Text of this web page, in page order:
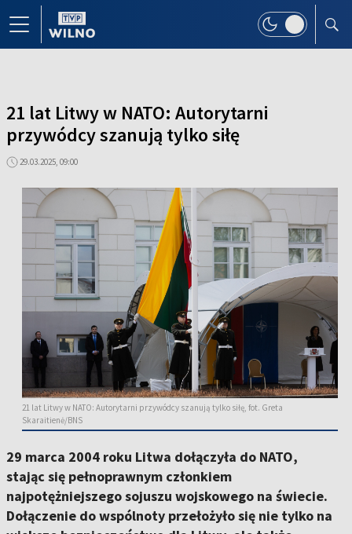
21 lat Litwy w NATO: Autorytarni
przywódcy szanują tylko siłę
29.03.2025, 09:00
21 lat Litwy w NATO: Autorytarni przywódcy szanują tylko siłę, fot. Greta
Skaraitienė/BNS
29 marca 2004 roku Litwa dołączyła do NATO,
stając się pełnoprawnym członkiem
najpotężniejszego sojuszu wojskowego na świecie.
Dołączenie do wspólnoty przełożyło się nie tylko na